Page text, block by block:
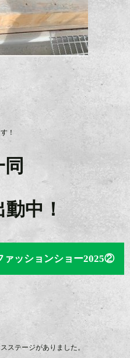
！
同
中！
ァッションショー2025②
ステージがありました。